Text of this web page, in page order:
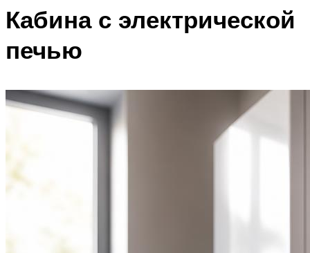
Кабина с электрической
печью